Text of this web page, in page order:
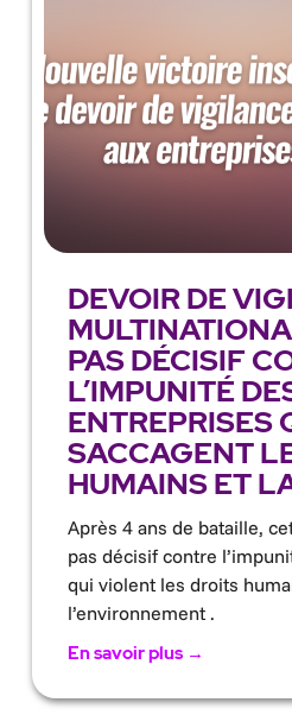
DEVOIR DE
PAS DÉCISIF
L’IMPUNITÉ
ENTREPRISES
SACCAGENT
HUMAINS ET
Après 4 ans de bataille,
pas décisif contre
qui violent les droits
l’environnement .
En savoir plus →